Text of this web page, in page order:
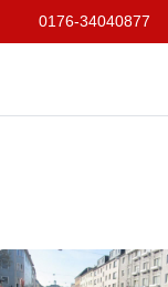
0176-34040877